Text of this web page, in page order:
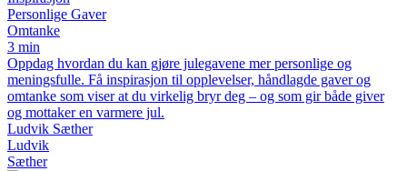
Personlige Gaver
Omtanke
3 min
Oppdag hvordan du kan gjøre julegavene mer personlige og
meningsfulle. Få inspirasjon til opplevelser, håndlagde gaver og
omtanke som viser at du virkelig bryr deg – og som gir både giver
og mottaker en varmere jul.
Ludvik Sæther
Ludvik
Sæther